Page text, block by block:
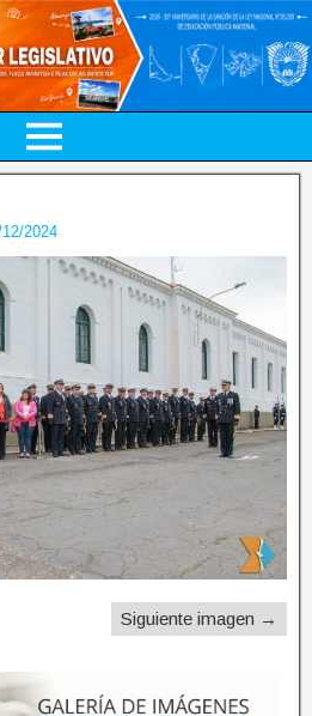
12/2024
Siguiente imagen →